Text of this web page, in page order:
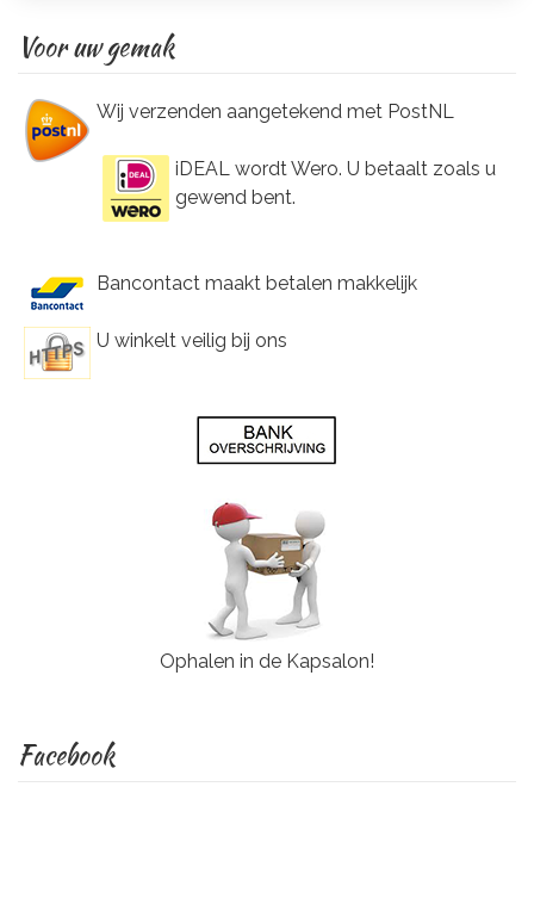
Voor uw gemak
Wij verzenden aangetekend met PostNL
iDEAL wordt Wero. U betaalt zoals u
gewend bent.
Bancontact maakt betalen makkelijk
U winkelt veilig bij ons
Ophalen in de Kapsalon!
Facebook